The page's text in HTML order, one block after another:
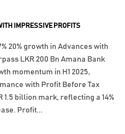
IMPRESSIVE PROFITS
20% growth in Advances with
LKR 200 Bn Amana Bank
momentum in H1 2025,
with Profit Before Tax
1.5 billion mark, reflecting a 14%
Profit...